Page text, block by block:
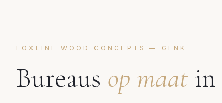
FOXLINE WOOD CONCEPTS — GENK
Bureaus op maat in